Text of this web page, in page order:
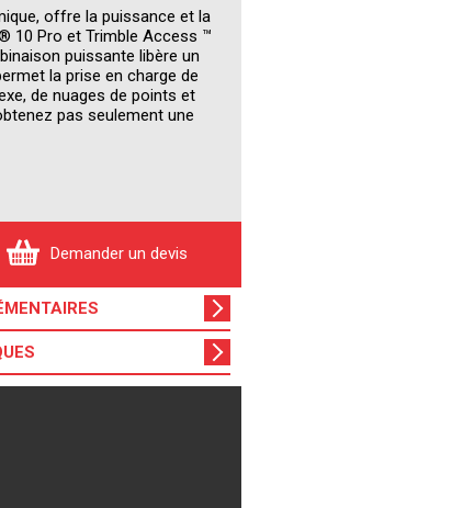
offre la puissance et la
10 Pro et Trimble Access ™
puissante libère un
la prise en charge de
de nuages de points et
pas seulement une
Demander un devis